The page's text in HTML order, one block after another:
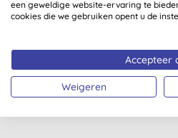
Natracare Safe to
Flush Vochtige
Doekjes
€ 2,85 KOPEN
een geweldige website-ervaring te
cookies die we gebruiken opent u de
Accepteer
Weigeren